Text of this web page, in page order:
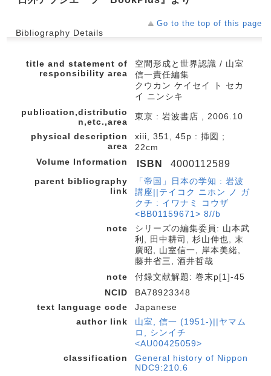
Go to the top of this page
Bibliography Details
title and statement of
responsibility area
空間形成と世界認識 / 山室
信一責任編集
クウカン ケイセイ ト セカ
イ ニンシキ
publication,distributio
n,etc.,area
東京 : 岩波書店 , 2006.10
physical description
area
xiii, 351, 45p : 挿図 ;
22cm
Volume Information
ISBN 4000112589
parent bibliography
link
「帝国」日本の学知 : 岩波
講座||テイコク ニホン ノ ガ
クチ : イワナミ コウザ
<BB01159671> 8//b
note
シリーズの編集委員: 山本武
利, 田中耕司, 杉山伸也, 末
廣昭, 山室信一, 岸本美緒,
藤井省三, 酒井哲哉
note
付録文献解題: 巻末p[1]-45
NCID
BA78923348
text language code
Japanese
author link
山室, 信一 (1951-)||ヤマム
ロ, シンイチ
<AU00425059>
classification
General history of Nippon
NDC9:210.6